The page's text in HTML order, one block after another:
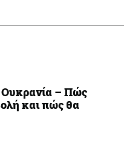
– Πώς
και πώς θα